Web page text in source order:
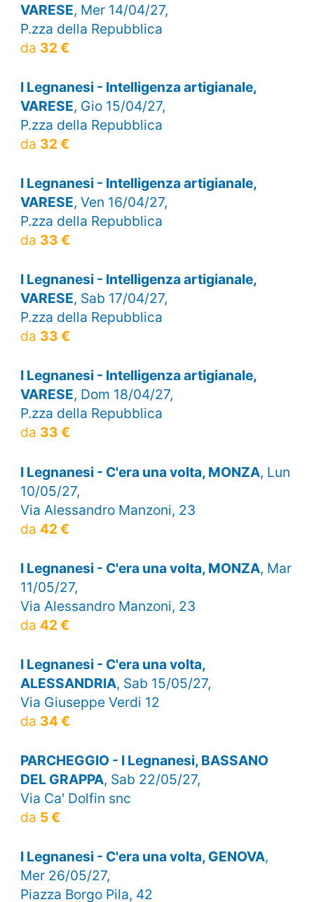
VARESE, Mer 14/04/27,
P.zza della Repubblica
da 32 €
I Legnanesi - Intelligenza artigianale,
VARESE, Gio 15/04/27,
P.zza della Repubblica
da 32 €
I Legnanesi - Intelligenza artigianale,
VARESE, Ven 16/04/27,
P.zza della Repubblica
da 33 €
I Legnanesi - Intelligenza artigianale,
VARESE, Sab 17/04/27,
P.zza della Repubblica
da 33 €
I Legnanesi - Intelligenza artigianale,
VARESE, Dom 18/04/27,
P.zza della Repubblica
da 33 €
I Legnanesi - C'era una volta, MONZA, Lun
10/05/27,
Via Alessandro Manzoni, 23
da 42 €
I Legnanesi - C'era una volta, MONZA, Mar
11/05/27,
Via Alessandro Manzoni, 23
da 42 €
I Legnanesi - C'era una volta,
ALESSANDRIA, Sab 15/05/27,
Via Giuseppe Verdi 12
da 34 €
PARCHEGGIO - I Legnanesi, BASSANO
DEL GRAPPA, Sab 22/05/27,
Via Ca' Dolfin snc
da 5 €
I Legnanesi - C'era una volta, GENOVA,
Mer 26/05/27,
Piazza Borgo Pila, 42